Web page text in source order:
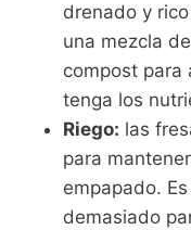
drenado y
una mezcla
compost para
tenga los
Riego: las
para
empapado.
demasiado